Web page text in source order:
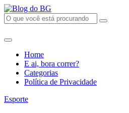
Home
E ai, bora correr?
Categorias
Política de Privacidade
Esporte